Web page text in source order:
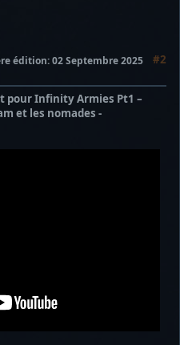
#2
édition: 02 Septembre 2025
pour Infinity Armies Pt1 –
et les nomades -